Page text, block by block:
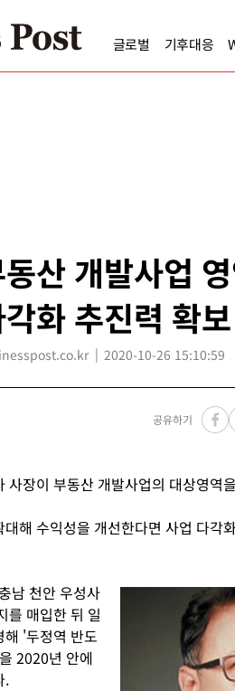
글로벌 기후대응
산 개발사업
화 추진력 확보
2020-10-26 15:10:59
공유하기
사장이 부동산 개발사업의 대상영역
해 수익성을 개선한다면 사업 다각
남 천안 우성사
를 매입한 뒤 일
해 '두정역 반도
2020년 안에
.